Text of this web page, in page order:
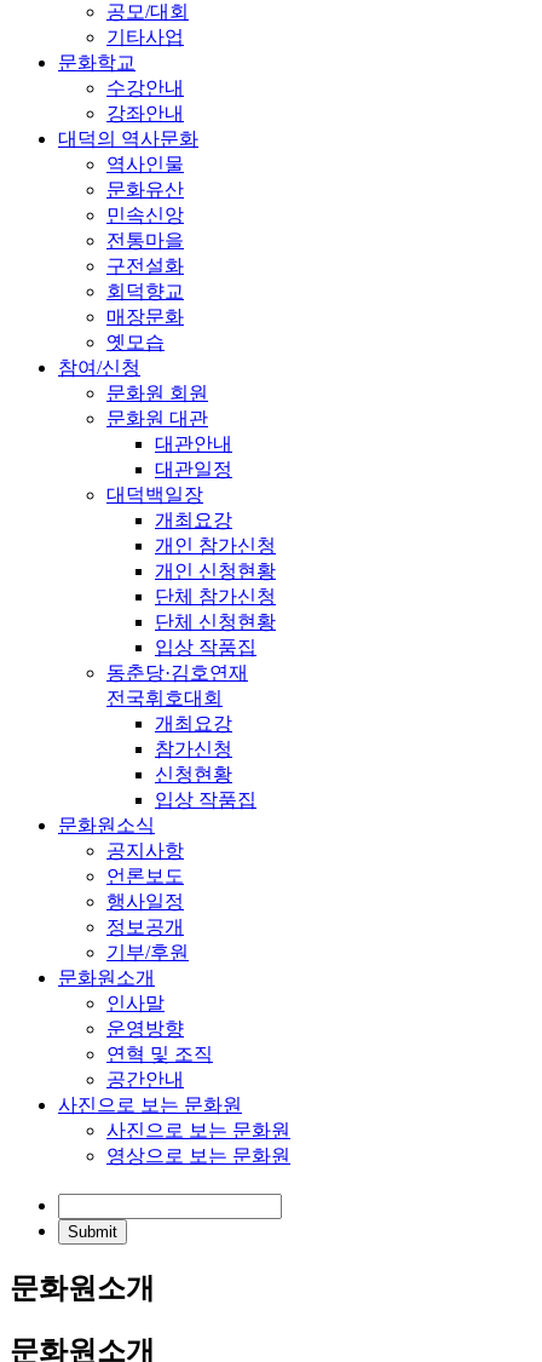
공모/대회
기타사업
문화학교
수강안내
강좌안내
대덕의 역사문화
역사인물
문화유산
민속신앙
전통마을
구전설화
회덕향교
매장문화
옛모습
참여/신청
문화원 회원
문화원 대관
대관안내
대관일정
대덕백일장
개최요강
개인 참가신청
개인 신청현황
단체 참가신청
단체 신청현황
입상 작품집
동춘당·김호연재
전국휘호대회
개최요강
참가신청
신청현황
입상 작품집
문화원소식
공지사항
언론보도
행사일정
정보공개
기부/후원
문화원소개
인사말
운영방향
연혁 및 조직
공간안내
사진으로 보는 문화원
사진으로 보는 문화원
영상으로 보는 문화원
문화원소개
문화원소개